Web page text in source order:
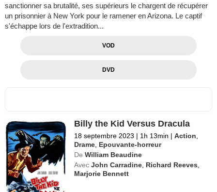
sanctionner sa brutalité, ses supérieurs le chargent de récupérer
un prisonnier à New York pour le ramener en Arizona. Le captif
s'échappe lors de l'extradition...
VOD
DVD
Billy the Kid Versus Dracula
18 septembre 2023 | 1h 13min | Action
Drame Epouvante-horreur
De William Beaudine
Avec John Carradine Richard Reeves
Marjorie Bennett